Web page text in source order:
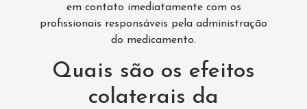
em contato imediatamente com os
profissionais responsáveis pela administração
do medicamento.
Quais são os efeitos
colaterais da